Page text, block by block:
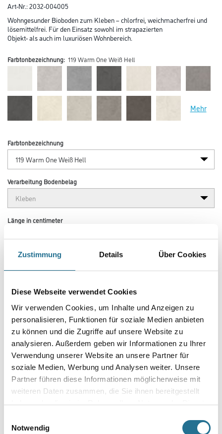
Zustimmung Details Über Cookies
Diese Webseite verwendet Cookies
Wir verwenden Cookies, um Inhalte und Anzeigen zu
personalisieren, Funktionen für soziale Medien anbieten
zu können und die Zugriffe auf unsere Website zu
analysieren. Außerdem geben wir Informationen zu Ihrer
Verwendung unserer Website an unsere Partner für
soziale Medien, Werbung und Analysen weiter. Unsere
Partner führen diese Informationen möglicherweise mit
weiteren Daten zusammen, die Sie ihnen bereitgestellt
haben oder die sie im Rahmen Ihrer Nutzung der Dienste
Notwendig
Art-Nr.:2032-004005
Wohngesunder Bioboden zum Kleben – chlorfrei, weichmacherfrei und
lösemittelfrei. Für den Einsatz sowohl im strapazierten
Objekt- als auch im luxuriösen Wohnbereich.
Farbtonbezeichnung: 119 Warm One Weiß Hell
Mehr
Farbtonbezeichnung
Verarbeitung Bodenbelag
Länge in centimeter
Breite in centimeter
Gebinde
Umrechnungsfaktoren